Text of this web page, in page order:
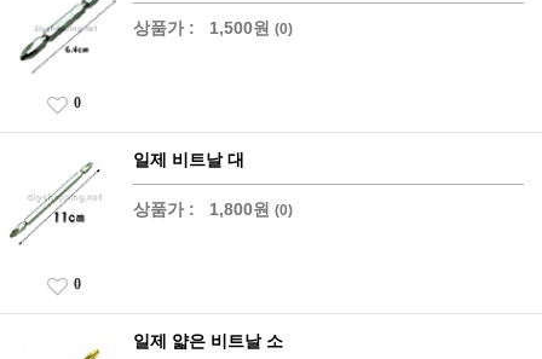
상품가 : 1,500원 (0)
0
일제 비트날 대
상품가 : 1,800원 (0)
0
일제 얇은 비트날 소